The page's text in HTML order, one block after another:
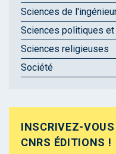
Sciences de
Sciences politiques
Sciences religieuses
Société
INSCRIVEZ-
CNRS ÉDITIONS !